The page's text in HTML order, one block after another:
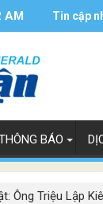
AM Tin cập
BÁO
Ông Triệu Lập